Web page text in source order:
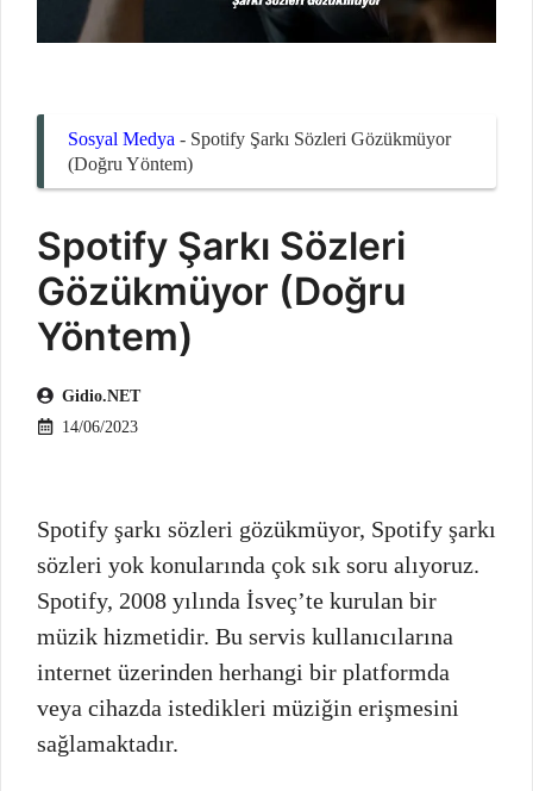
Sosyal Medya - Spotify Şarkı Sözleri Gözükmüyor
(Doğru Yöntem)
Spotify Şarkı Sözleri
Gözükmüyor (Doğru
Yöntem)
Gidio.NET
14/06/2023
Spotify şarkı sözleri gözükmüyor, Spotify şarkı
sözleri yok konularında çok sık soru alıyoruz.
Spotify, 2008 yılında İsveç’te kurulan bir
müzik hizmetidir. Bu servis kullanıcılarına
internet üzerinden herhangi bir platformda
veya cihazda istedikleri müziğin erişmesini
sağlamaktadır.